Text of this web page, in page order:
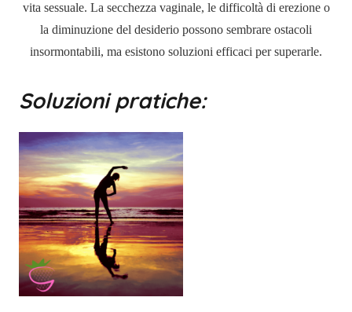
vita sessuale. La secchezza vaginale, le difficoltà di erezione o
la diminuzione del desiderio possono sembrare ostacoli
insormontabili, ma esistono soluzioni efficaci per superarle.
Soluzioni pratiche: